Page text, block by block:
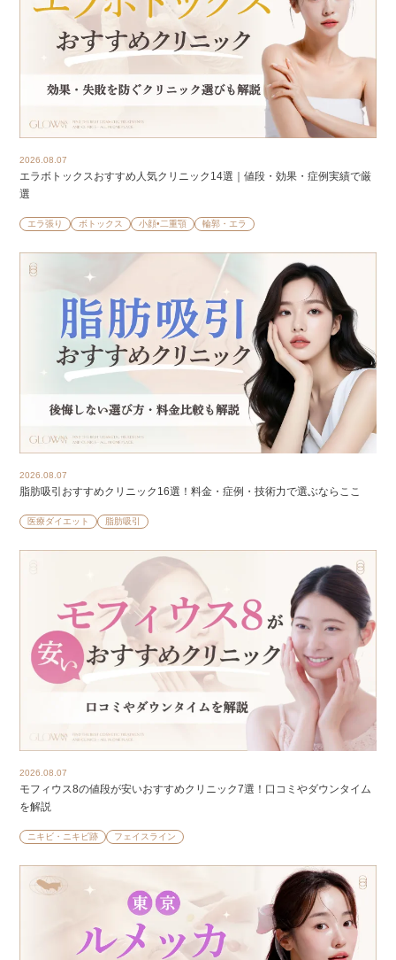
2026.08.07
エラボトックスおすすめ人気クリニック14選｜値段・効果・症例実績で厳
選
エラ張り ボトックス 小顔•二重顎 輪郭・エラ
2026.08.07
脂肪吸引おすすめクリニック16選！料金・症例・技術力で選ぶならここ
医療ダイエット 脂肪吸引
2026.08.07
モフィウス8の値段が安いおすすめクリニック7選！口コミやダウンタイム
を解説
ニキビ・ニキビ跡 フェイスライン